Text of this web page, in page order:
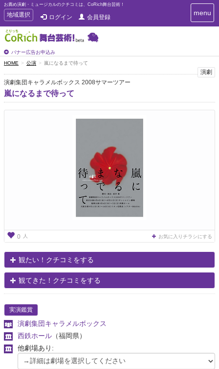
お薦め演劇・ミュージカルのクチコミは、CoRich舞台芸術！
T
o
g
g
e
n
a
v
i
g
地域選択 ログイン 会員登録
バナー広告お申込み
T
o
i
g
menu
HOME 公演 嵐になるまで待って
演劇
演劇集団キャラメルボックス 2008サマーツアー
嵐になるまで待って
0 人 お気に入りチラシにする
観たい！クチコミをする
観てきた！クチコミをする
実演鑑賞
演劇集団キャラメルボックス
西鉄ホール （福岡県）
他劇場あり: